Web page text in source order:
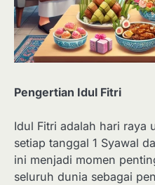
Pengertian Idul Fitri
Idul Fitri adalah hari raya
setiap tanggal 1 Syawal
ini menjadi momen
seluruh dunia sebagai